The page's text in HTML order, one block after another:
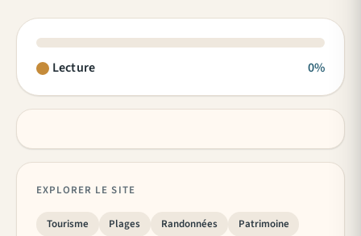
Lecture 0%
EXPLORER LE SITE
Tourisme Plages Randonnées
Patrimoine